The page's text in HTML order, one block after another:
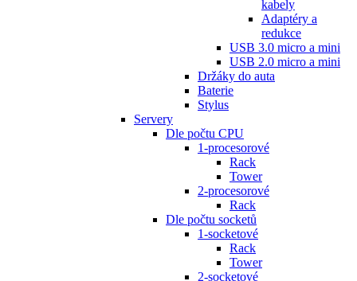
kabely
Adaptéry a
redukce
USB 3.0 micro a mini
USB 2.0 micro a mini
Držáky do auta
Baterie
Stylus
Servery
Dle počtu CPU
1-procesorové
Rack
Tower
2-procesorové
Rack
Dle počtu socketů
1-socketové
Rack
Tower
2-socketové